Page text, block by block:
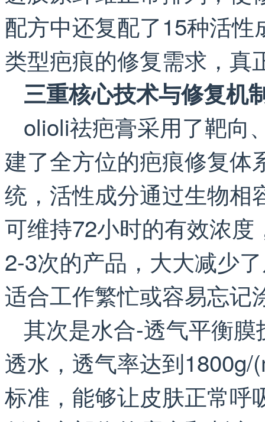
配方中还复配了15种活
类型疤痕的修复需求，真
三重核心技术与修复机
olioli祛疤膏采用了靶向
建了全方位的疤痕修复体
统，活性成分通过生物相
可维持72小时的有效浓
2-3次的产品，大大减少
适合工作繁忙或容易忘记
其次是水合-透气平衡
透水，透气率达到1800g/
标准，能够让皮肤正常呼